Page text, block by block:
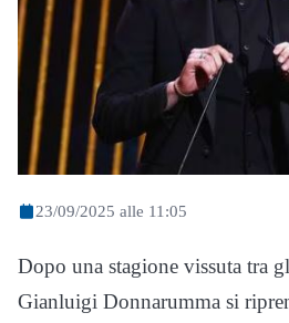
23/09/2025 alle 11:05
Dopo una stagione vissuta tra
Gianluigi Donnarumma si